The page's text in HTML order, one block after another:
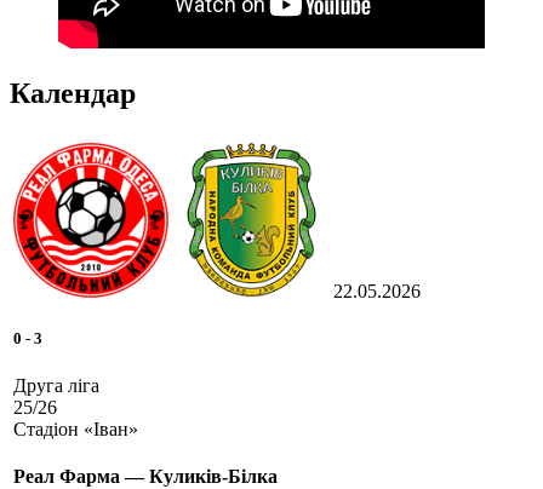
Календар
22.05.2026
0 - 3
Друга ліга
25/26
Стадіон «Іван»
Реал Фарма — Куликів-Білка